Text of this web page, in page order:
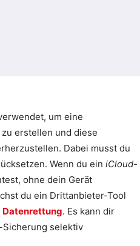
um eine
erstellen und diese
Dabei musst du
Wenn du ein iCloud-
ohne dein Gerät
du ein Drittanbieter-Tool
Datenrettung. Es kann dir
Sicherung selektiv